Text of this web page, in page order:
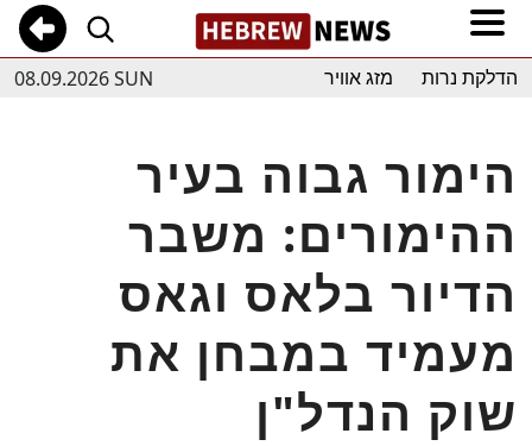
08.09.2026 SUN הדלקת נרות מזג אוויר
הימור גבוה בעיר
ההימורים: משבר
הדיור בלאס וגאס
מעמיד במבחן את
שוק הנדל"ן